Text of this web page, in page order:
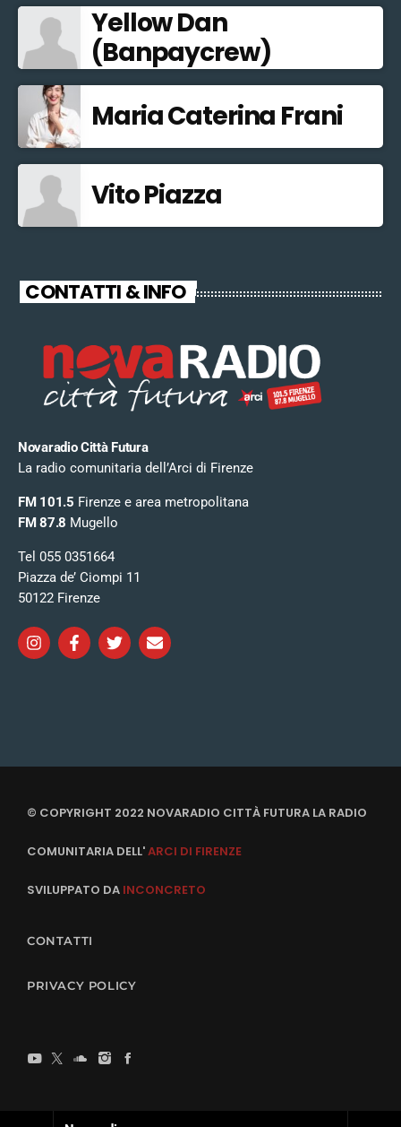
Yellow Dan
(Banpaycrew)
Maria Caterina Frani
Vito Piazza
CONTATTI & INFO
Novaradio Città Futura
La radio comunitaria dell’Arci di Firenze
FM 101.5 Firenze e area metropolitana
FM 87.8 Mugello
Tel 055 0351664
Piazza de’ Ciompi 11
50122 Firenze
© COPYRIGHT 2022 NOVARADIO CITTÀ FUTURA LA RADIO
COMUNITARIA DELL'ARCI DI FIRENZE
SVILUPPATO DA INCONCRETO
CONTATTI
PRIVACY POLICY